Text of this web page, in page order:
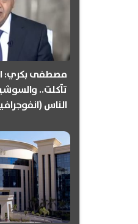
مصطفى بكري:
تآكلت..
الناس